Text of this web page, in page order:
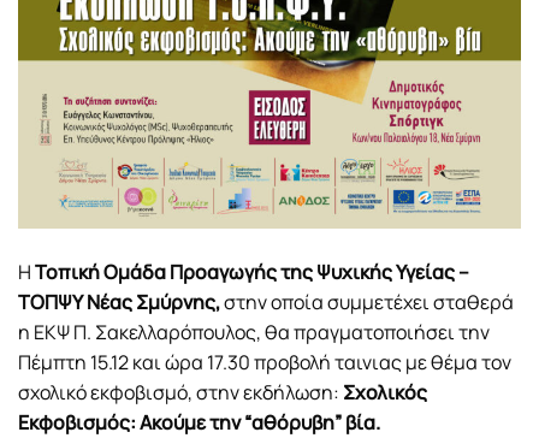
ΗΤοπική Ομάδα Προαγωγής της Ψυχικής Υγείας –
ΤΟΠΨΥ Νέας Σμύρνης,στην οποία συμμετέχει σταθερά
η ΕΚΨ Π. Σακελλαρόπουλος, θα πραγματοποιήσει την
Πέμπτη 15.12 και ώρα 17.30 προβολή ταινιας με θέμα τον
σχολικό εκφοβισμό, στην εκδήλωση: Σχολικός
Εκφοβισμός: Ακούμε την “αθόρυβη” βία.